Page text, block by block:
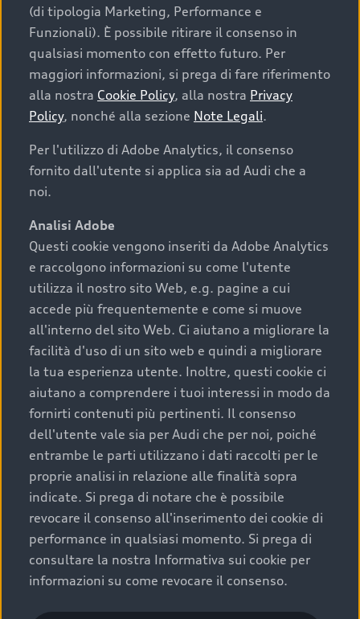
Cosa sapere prima di
acquistare la tua prossima
auto
I requisiti fondamentali da considerare prima di
acquistare un’auto usata, oltre al prezzo e all'aspetto,
chilometraggio: un valore contenuto corrisponde a
uno stato migliore del veicolo e a una maggiore
durata nel tempo;
cronologia dei tagliandi: una documentazione
completa della vettura certifica una manutenzione
costante e accurata;
condizioni della carrozzeria e degli interni: una
buona conservazione evidenzia cura e attenzione del
precedente proprietario;
efficienza meccanica: motore, trasmissione e
componenti principali in ottimo stato garantiscono
prestazioni affidabili e sicure.
Acquistare un’auto usata in una Concessionaria ufficiale
Audi che offre l’usato garantito tramite Audi Prima
Scelta :plus, significa affidarsi ad un prodotto che viene
sottoposto a 110 controlli approfonditi e coperto da
garanzia fino a 4 anni per una maggiore tutela del tuo
(di tipologia Marketing, Performance e
Funzionali). È possibile ritirare il consenso in
qualsiasi momento con effetto futuro. Per
maggiori informazioni, si prega di fare riferimento
alla nostra Cookie Policy, alla nostra Privacy
Policy, nonché alla sezione Note Legali.
Per l'utilizzo di Adobe Analytics, il consenso
fornito dall'utente si applica sia ad Audi che a
noi.
Analisi Adobe
Questi cookie vengono inseriti da Adobe Analytics
e raccolgono informazioni su come l'utente
utilizza il nostro sito Web, e.g. pagine a cui
accede più frequentemente e come si muove
all'interno del sito Web. Ci aiutano a migliorare la
facilità d'uso di un sito web e quindi a migliorare
la tua esperienza utente. Inoltre, questi cookie ci
aiutano a comprendere i tuoi interessi in modo da
fornirti contenuti più pertinenti. Il consenso
dell'utente vale sia per Audi che per noi, poiché
entrambe le parti utilizzano i dati raccolti per le
proprie analisi in relazione alle finalità sopra
indicate. Si prega di notare che è possibile
revocare il consenso all'inserimento dei cookie di
performance in qualsiasi momento. Si prega di
consultare la nostra Informativa sui cookie per
informazioni su come revocare il consenso.